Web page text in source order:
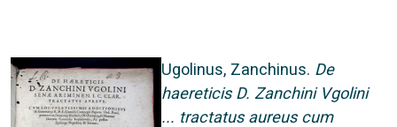
Ugolinus, Zanchinus. De
haereticis D. Zanchini Vgolini
... tractatus aureus cum